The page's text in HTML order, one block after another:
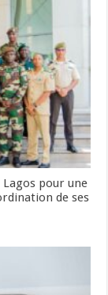
Lagos pour une
de ses